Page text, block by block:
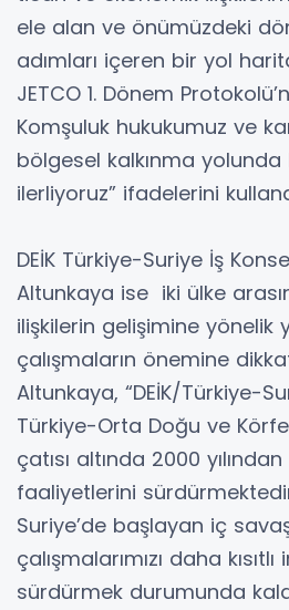
ele alan ve önümüzdeki
adımları içeren bir yol
JETCO 1. Dönem
Komşuluk hukukumuz ve
bölgesel kalkınma yolunda
ilerliyoruz” ifadelerini
DEİK Türkiye-Suriye İş
Altunkaya ise iki ülke
ilişkilerin gelişimine yönelik
çalışmaların önemine
Altunkaya, “DEİK/Türkiye-
Türkiye-Orta Doğu ve
çatısı altında 2000
faaliyetlerini sürdürmektedir.
Suriye’de başlayan iç
çalışmalarımızı daha
sürdürmek durumunda